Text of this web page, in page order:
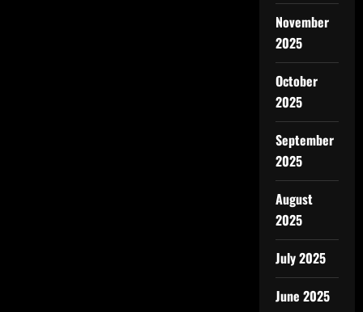
November
2025
October
2025
September
2025
August
2025
July 2025
June 2025